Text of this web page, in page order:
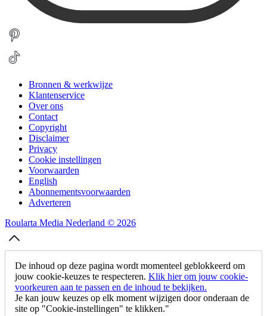
Bronnen & werkwijze
Klantenservice
Over ons
Contact
Copyright
Disclaimer
Privacy
Cookie instellingen
Voorwaarden
English
Abonnementsvoorwaarden
Adverteren
Roularta Media Nederland © 2026
De inhoud op deze pagina wordt momenteel geblokkeerd om
jouw cookie-keuzes te respecteren. Klik hier om jouw cookie-
voorkeuren aan te passen en de inhoud te bekijken.
Je kan jouw keuzes op elk moment wijzigen door onderaan de
site op "Cookie-instellingen" te klikken."